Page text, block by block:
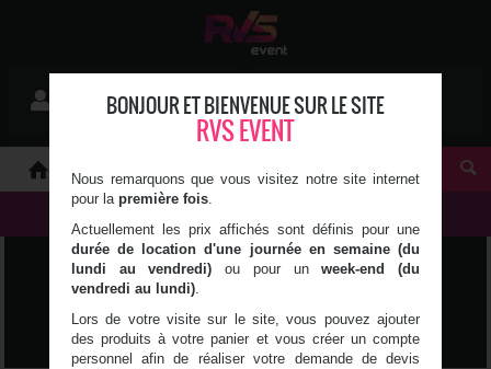
Se connecter
0 article(s)
ART DE LA TABLE &
DÉCORATION
BONJOUR ET BIENVENUE SUR LE SITE
RVS EVENT
Nous remarquons que vous visitez notre site internet
pour la première fois.
Actuellement les prix affichés sont définis pour une
durée de location d'une journée en semaine (du
lundi au vendredi) ou pour unweek-end (du
vendredi au lundi).
Lors de votre visite sur le site, vous pouvez ajouter
des produits à votre panier et vous créer un compte
personnel afin de réaliser votre demande de devis